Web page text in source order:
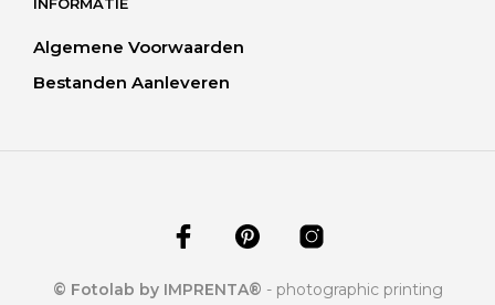
INFORMATIE
Algemene Voorwaarden
Bestanden Aanleveren
© Fotolab by IMPRENTA® - photographic printing